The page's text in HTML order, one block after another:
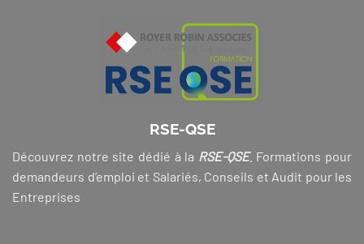
RSE-QSE
Découvrez notre site dédié à la RSE-QSE. Formations pour
demandeurs d’emploi et Salariés, Conseils et Audit pour les
Entreprises